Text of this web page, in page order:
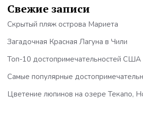
Свежие записи
Скрытый пляж острова Мариета
Загадочная Красная Лагуна в Чили
Топ-10 достопримечательностей США
Самые популярные
Цветение люпинов на озере Текапо,